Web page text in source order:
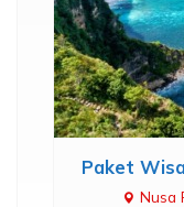
Paket
Nusa